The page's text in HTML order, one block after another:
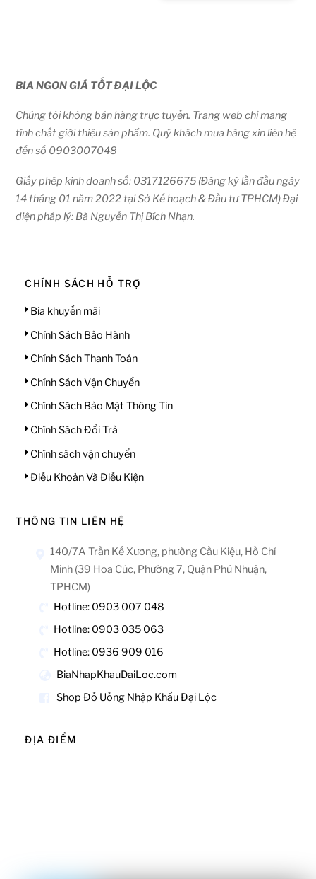
BIA NGON GIÁ TỐT ĐẠI LỘC
Chúng tôi không bán hàng trực tuyến. Trang web chỉ mang
tính chất giới thiệu sản phẩm. Quý khách mua hàng xin liên hệ
đến số 0903007048
Giấy phép kinh doanh số: 0317126675 (Đăng ký lần đầu ngày
14 tháng 01 năm 2022 tại Sở Kế hoạch & Đầu tư TPHCM) Đại
diện pháp lý: Bà Nguyễn Thị Bích Nhạn.
CHÍNH SÁCH HỖ TRỢ
Bia khuyến mãi
Chính Sách Bảo Hành
Chính Sách Thanh Toán
Chính Sách Vận Chuyển
Chính Sách Bảo Mật Thông Tin
Chính Sách Đổi Trả
Chính sách vận chuyển
Điều Khoản Và Điều Kiện
THÔNG TIN LIÊN HỆ
140/7A Trần Kế Xương, phường Cầu Kiệu, Hồ Chí
Minh (39 Hoa Cúc, Phường 7, Quận Phú Nhuận,
TPHCM)
Hotline: 0903 007 048
Hotline: 0903 035 063
Hotline: 0936 909 016
BiaNhapKhauDaiLoc.com
Shop Đồ Uống Nhập Khẩu Đại Lộc
ĐỊA ĐIỂM